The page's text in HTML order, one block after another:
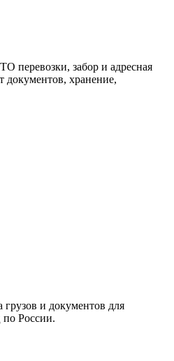
перевозки, забор и адресная
документов, хранение,
и документов для
по России.